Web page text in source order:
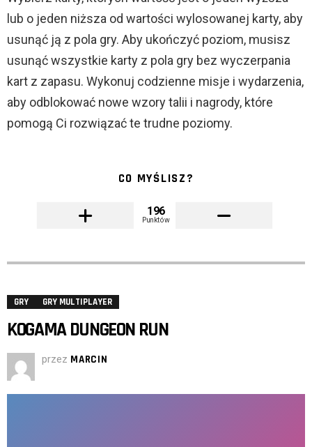
lub o jeden niższa od wartości wylosowanej karty, aby
usunąć ją z pola gry. Aby ukończyć poziom, musisz
usunąć wszystkie karty z pola gry bez wyczerpania
kart z zapasu. Wykonuj codzienne misje i wydarzenia,
aby odblokować nowe wzory talii i nagrody, które
pomogą Ci rozwiązać te trudne poziomy.
CO MYŚLISZ?
196
Punktów
GRY GRY MULTIPLAYER
KOGAMA DUNGEON RUN
przez MARCIN